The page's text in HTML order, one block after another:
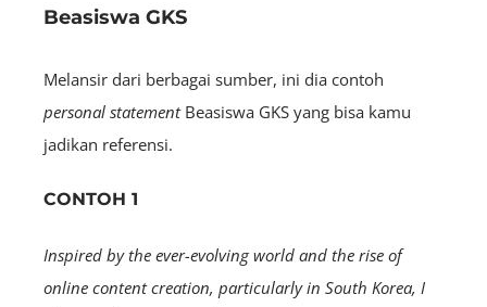
Beasiswa GKS
Melansir dari berbagai sumber, ini dia contoh
personal statement Beasiswa GKS yang bisa kamu
jadikan referensi.
CONTOH 1
Inspired by the ever-evolving world and the rise of
online content creation, particularly in South Korea, I